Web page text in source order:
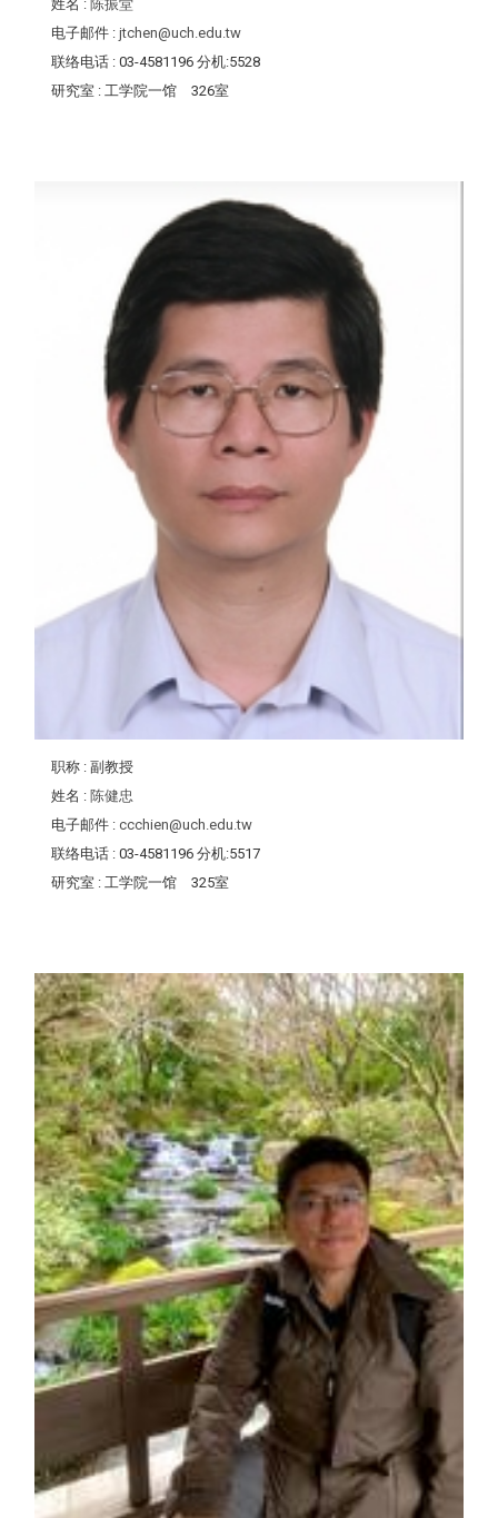
姓名 : 陈振堂
电子邮件 : jtchen@uch.edu.tw
联络电话 : 03-4581196 分机:5528
研究室 : 工学院一馆 326室
职称 : 副教授
姓名 : 陈健忠
电子邮件 : ccchien@uch.edu.tw
联络电话 : 03-4581196 分机:5517
研究室 : 工学院一馆 325室